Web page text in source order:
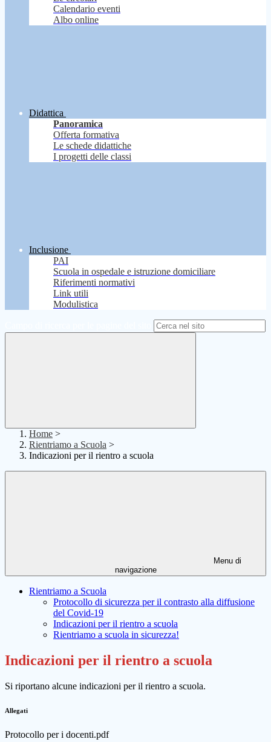
Calendario eventi
Albo online
Didattica
Panoramica
Offerta formativa
Le schede didattiche
I progetti delle classi
Inclusione
PAI
Scuola in ospedale e istruzione domiciliare
Riferimenti normativi
Link utili
Modulistica
Home >
Rientriamo a Scuola >
Indicazioni per il rientro a scuola
Menu di
navigazione
Rientriamo a Scuola
Protocollo di sicurezza per il contrasto alla diffusione
del Covid-19
Indicazioni per il rientro a scuola
Rientriamo a scuola in sicurezza!
Indicazioni per il rientro a scuola
Si riportano alcune indicazioni per il rientro a scuola.
Allegati
Protocollo per i docenti.pdf